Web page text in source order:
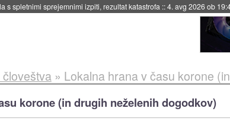
razvija svojo raketo za večkratno uporabo::4. avg 2026 ob 19:41
» Lokalna hrana v času korone
korone (in drugih neželenih dogodkov)